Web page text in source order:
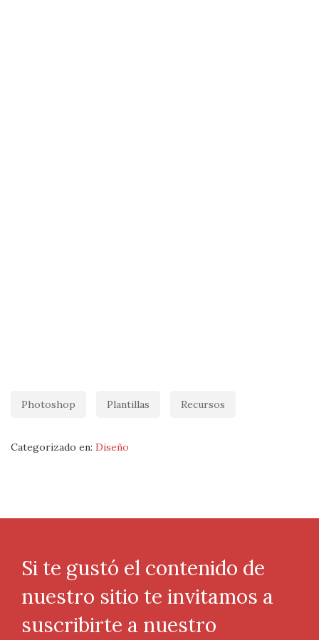
Photoshop Plantillas Recursos
Categorizado en: Diseño
Si te gustó el contenido de
nuestro sitio te invitamos a
suscribirte a nuestro